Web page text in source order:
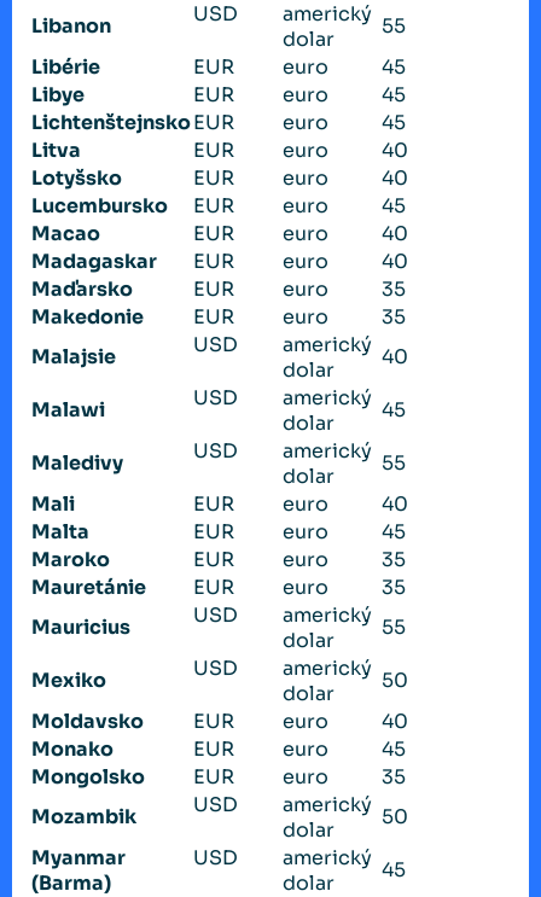
Libanon USD
americký
dolar
55
Libérie
EUR euro
45
Libye
EUR euro
45
LichtenštejnskoEUR euro
45
Litva
EUR euro
40
Lotyšsko
EUR euro
40
Lucembursko
EUR euro
45
Macao
EUR euro
40
Madagaskar
EUR euro
40
Maďarsko
EUR euro
35
Makedonie
EUR euro
35
Malajsie
USD
americký
dolar
40
Malawi USD
americký
dolar
45
Maledivy USD
americký
dolar
55
Mali
EUR euro
40
Malta
EUR euro
45
Maroko
EUR euro
35
Mauretánie
EUR euro
35
Mauricius
USD
americký
dolar
55
Mexiko USD
americký
dolar
50
Moldavsko
EUR euro
40
Monako
EUR euro
45
Mongolsko
EUR euro
35
Mozambik
USD
americký
dolar
50
Myanmar
(Barma)
USD
americký
dolar
45